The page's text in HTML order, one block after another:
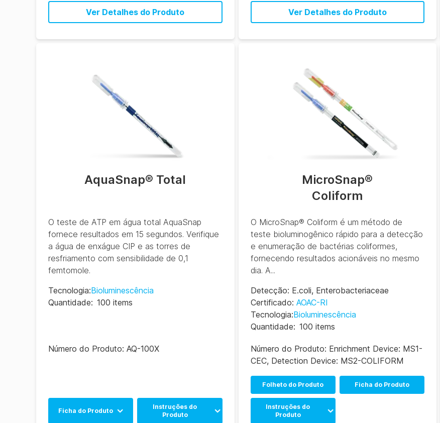
Allergen Product Range
(CN)
Ver Detalhes do Produto
Português
Espanhol
Italiano
Chinês
Ver Detalhes do Produto
AquaSnap® Total
O teste de ATP em água total AquaSnap
fornece resultados em 15 segundos. Verifique
a água de enxágue CIP e as torres de
resfriamento com sensibilidade de 0,1
femtomole.
Tecnologia:Bioluminescência
Quantidade: 100 items
Número do Produto: AQ-100X
Ficha do Produto
Instruções do
Produto
MicroSnap®
Coliform
O MicroSnap® Coliform é um método de
teste bioluminogênico rápido para a detecção
e enumeração de bactérias coliformes,
fornecendo resultados acionáveis no mesmo
dia. A...
Detecção: E.coli, Enterobacteriaceae
Certificado: AOAC-RI
Tecnologia:Bioluminescência
Quantidade: 100 items
Número do Produto: Enrichment Device: MS1-
CEC, Detection Device: MS2-COLIFORM
Folheto do Produto Ficha do Produto
Instruções do
Produto